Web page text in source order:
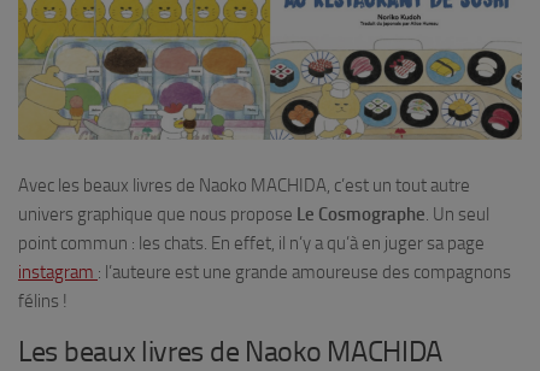
Avec les beaux livres de Naoko MACHIDA, c’est un tout autre
univers graphique que nous propose Le Cosmographe. Un seul
point commun : les chats. En effet, il n’y a qu’à en juger sa page
instagram : l’auteure est une grande amoureuse des compagnons
félins !
Les beaux livres de Naoko MACHIDA